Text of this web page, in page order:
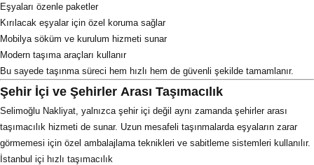
Eşyaları özenle paketler
Kırılacak eşyalar için özel koruma sağlar
Mobilya söküm ve kurulum hizmeti sunar
Modern taşıma araçları kullanır
Bu sayede taşınma süreci hem hızlı hem de güvenli şekilde tamamlanır.
Şehir İçi ve Şehirler Arası Taşımacılık
Selimoğlu Nakliyat, yalnızca şehir içi değil aynı zamanda şehirler arası
taşımacılık hizmeti de sunar. Uzun mesafeli taşınmalarda eşyaların zarar
görmemesi için özel ambalajlama teknikleri ve sabitleme sistemleri kullanılır.
İstanbul içi hızlı taşımacılık